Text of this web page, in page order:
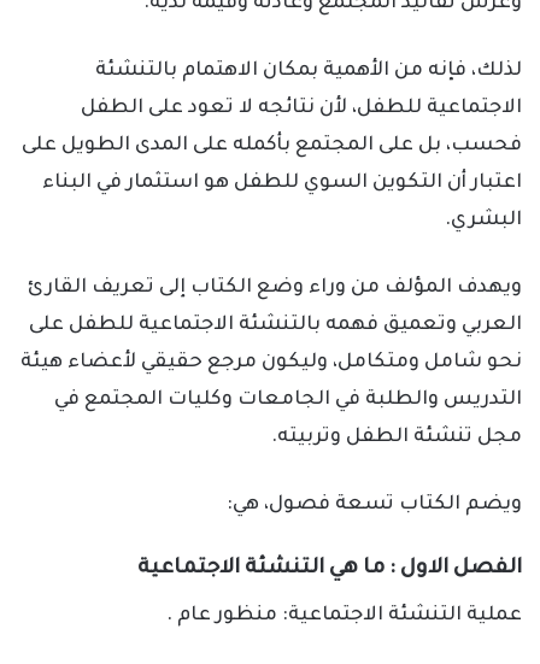
لذلك، فإنه من الأهمية بمكان الاهتمام بالتنشئة
الاجتماعية للطفل، لأن نتائجه لا تعود على الطفل
فحسب، بل على المجتمع بأكمله على المدى الطويل على
اعتبار أن التكوين السوي للطفل هو استثمار في البناء
البشري.
ويهدف المؤلف من وراء وضع الكتاب إلى تعريف القارئ
العربي وتعميق فهمه بالتنشئة الاجتماعية للطفل على
نحو شامل ومتكامل، وليكون مرجع حقيقي لأعضاء هيئة
التدريس والطلبة في الجامعات وكليات المجتمع في
مجل تنشئة الطفل وتربيته.
ويضم الكتاب تسعة فصول، هي:
الفصل الاول : ما هي التنشئة الاجتماعية
عملية التنشئة الاجتماعية: منظور عام .